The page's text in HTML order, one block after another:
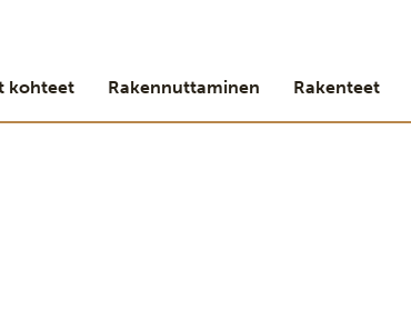
kohteet Rakennuttaminen Rakenteet